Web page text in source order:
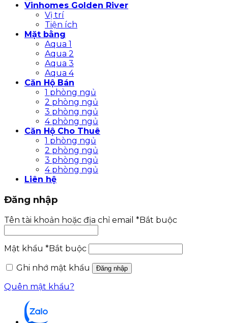
Vinhomes Golden River
Vị trí
Tiện ích
Mặt bằng
Aqua 1
Aqua 2
Aqua 3
Aqua 4
Căn Hộ Bán
1 phòng ngủ
2 phòng ngủ
3 phòng ngủ
4 phòng ngủ
Căn Hộ Cho Thuê
1 phòng ngủ
2 phòng ngủ
3 phòng ngủ
4 phòng ngủ
Liên hệ
Đăng nhập
Tên tài khoản hoặc địa chỉ email *Bắt buộc
Mật khẩu *Bắt buộc
Ghi nhớ mật khẩu
Đăng nhập
Quên mật khẩu?